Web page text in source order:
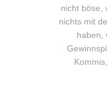
nicht böse,
nichts mit
haben,